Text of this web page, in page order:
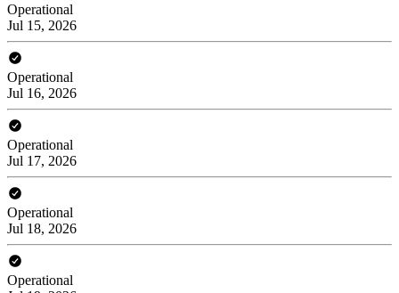
Operational
Jul 15, 2026
Operational
Jul 16, 2026
Operational
Jul 17, 2026
Operational
Jul 18, 2026
Operational